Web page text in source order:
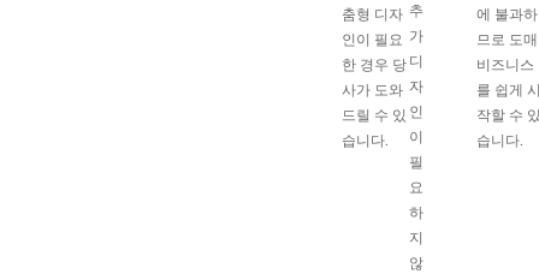
춤형 디자
인이 필요
한 경우 당
사가 도와
드릴 수 있
습니다.
추
가
디
자
인
이
필
요
하
지
않
에 불과하
므로 도매
비즈니스
를 쉽게
작할 수
습니다.